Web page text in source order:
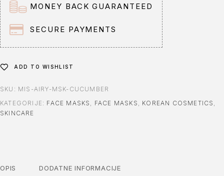
MONEY BACK GUARANTEED
SECURE PAYMENTS
ADD TO WISHLIST
SKU: MIS-AIRY-MSK-CUCUMBER
KATEGORIJE: FACE MASKS , FACE MASKS , KOREAN COSMETICS ,
SKINCARE
OPIS DODATNE INFORMACIJE